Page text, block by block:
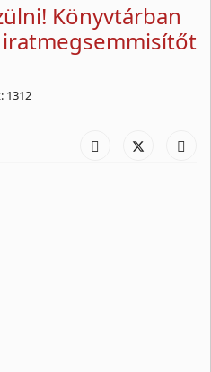
Könyvtárban
iratmegsemmisítőt
1312